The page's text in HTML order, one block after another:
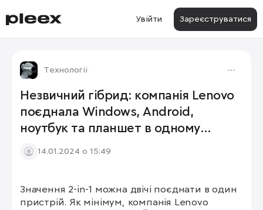
Увійти Зареєструватися
Технології
Незвичний гібрид: компанія Lenovo
поєднала Windows, Android,
ноутбук та планшет в одному
пристрої
14.01.2024 о 15:49
1/3
Значення 2-in-1 можна двічі поєднати в один
пристрій. Як мінімум, компанія Lenovo